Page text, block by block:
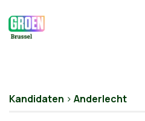
Kandidaten > Anderlecht